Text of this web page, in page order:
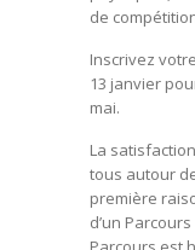
de
Inscrivez
13 janvier
mai.
La
tous autour
première
d’un